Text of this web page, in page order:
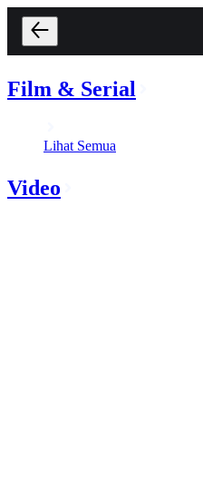
Film & Serial
Lihat Semua
Video